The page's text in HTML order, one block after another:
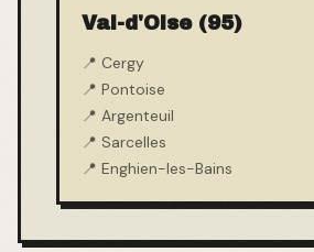
Val-d'Oise (95)
📍 Cergy
📍 Pontoise
📍 Argenteuil
📍 Sarcelles
📍 Enghien-les-Bains